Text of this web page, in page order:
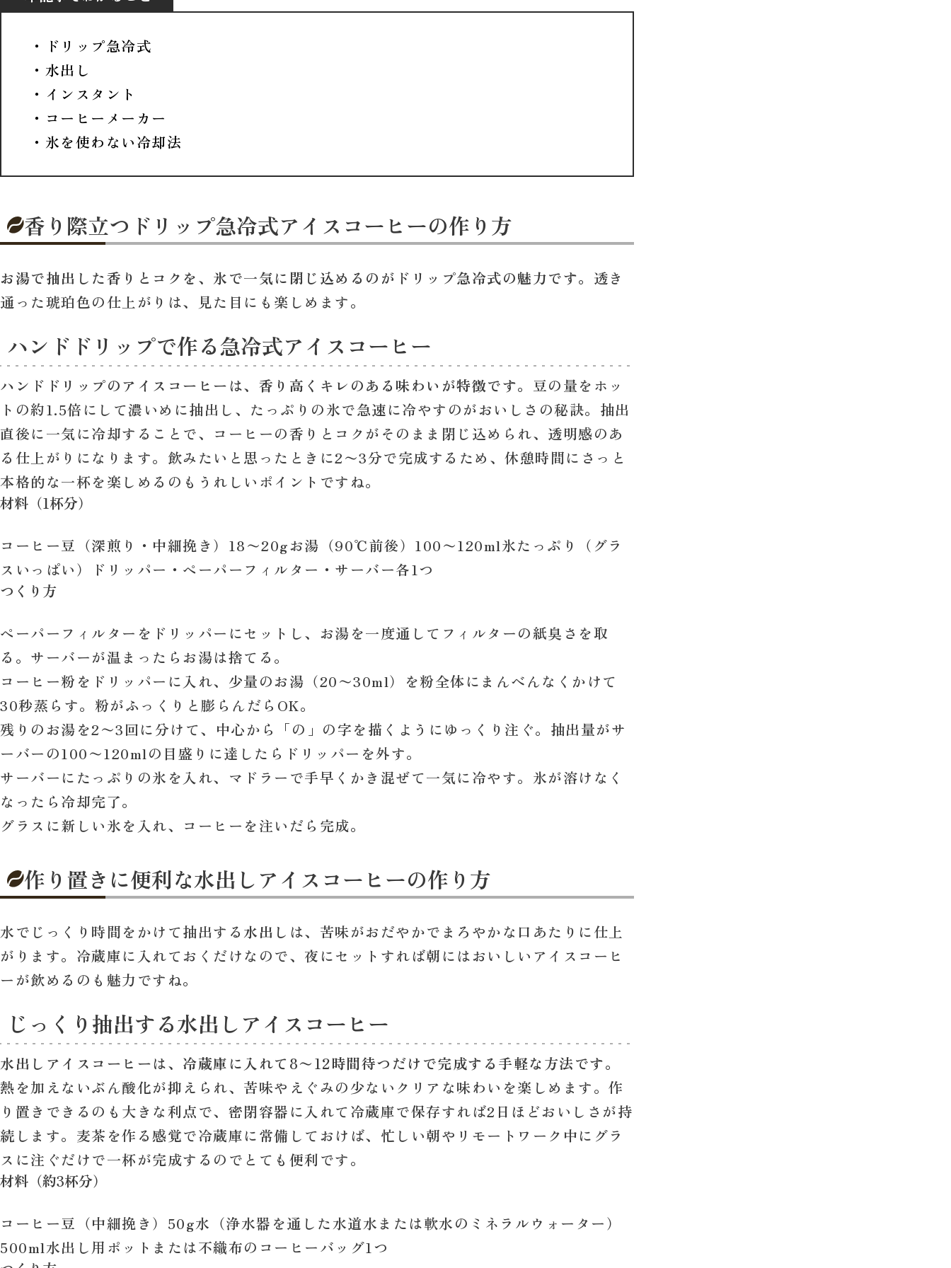
・ドリップ急冷式
・水出し
・インスタント
・コーヒーメーカー
・氷を使わない冷却法
香り際立つドリップ急冷式アイスコーヒーの作り方
お湯で抽出した香りとコクを、氷で一気に閉じ込めるのがドリップ急冷式の魅力です。 透き
通った琥珀色の仕上がりは、見た目にも楽しめます。
ハンドドリップで作る急冷式アイスコーヒー
ハンドドリップのアイスコーヒーは、香り高くキレのある味わいが特徴です。 豆の量をホッ
トの約1.5倍にして濃いめに抽出し、たっぷりの氷で急速に冷やすのがおいしさの秘訣。抽出
直後に一気に冷却することで、コーヒーの香りとコクがそのまま閉じ込められ、透明感のあ
る仕上がりになります。飲みたいと思ったときに2〜3分で完成するため、休憩時間にさっと
本格的な一杯を楽しめるのもうれしいポイントですね。
材料（1杯分）
コーヒー豆（深煎り・中細挽き）18〜20gお湯（90℃前後）100〜120ml氷たっぷり（グラ
スいっぱい）ドリッパー・ペーパーフィルター・サーバー各1つ
つくり方
ペーパーフィルターをドリッパーにセットし、お湯を一度通してフィルターの紙臭さを取
る。サーバーが温まったらお湯は捨てる。
コーヒー粉をドリッパーに入れ、少量のお湯（20〜30ml）を粉全体にまんべんなくかけて
30秒蒸らす。粉がふっくりと膨らんだらOK。
残りのお湯を2〜3回に分けて、中心から「の」の字を描くようにゆっくり注ぐ。抽出量がサ
ーバーの100〜120mlの目盛りに達したらドリッパーを外す。
サーバーにたっぷりの氷を入れ、マドラーで手早くかき混ぜて一気に冷やす。氷が溶けなく
なったら冷却完了。
グラスに新しい氷を入れ、コーヒーを注いだら完成。
作り置きに便利な水出しアイスコーヒーの作り方
水でじっくり時間をかけて抽出する 水出し は、苦味がおだやかでまろやかな口あたりに仕上
がります。冷蔵庫に入れておくだけなので、夜にセットすれば朝にはおいしいアイスコーヒ
ーが飲めるのも魅力ですね。
じっくり抽出する水出しアイスコーヒー
水出しアイスコーヒーは、冷蔵庫に入れて8〜12時間待つだけで完成する手軽な方法です。
熱を加えないぶん酸化が抑えられ、苦味やえぐみの少ないクリアな味わいを楽しめます。作
り置きできるのも大きな利点で、密閉容器に入れて冷蔵庫で保存すれば2日ほどおいしさが持
続します。麦茶を作る感覚で冷蔵庫に常備しておけば、忙しい朝やリモートワーク中にグラ
スに注ぐだけで一杯が完成するのでとても便利です。
材料（約3杯分）
コーヒー豆（中細挽き）50g水（浄水器を通した水道水または軟水のミネラルウォーター）
500ml水出し用ポットまたは不織布のコーヒーバッグ1つ